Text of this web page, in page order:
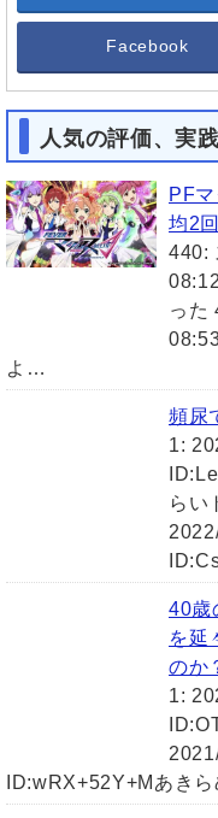
Facebook
人気の評価、実
PF
均2
440:
った
よ…
頻尿
1:
らい
40歳
を延
のか
1:
ID:wRX+52Y+Mあき